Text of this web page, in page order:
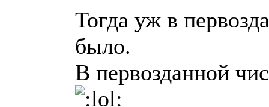
Тогда уж в
было.
В первозданной